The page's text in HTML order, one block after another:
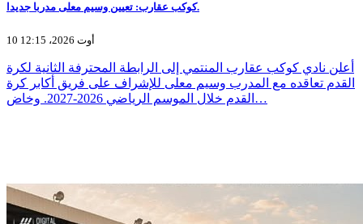
كوكب عقارب: تعيين وسيم معلى مدربا جديدا.
10 أوت 2026، 12:15
أعلن نادي كوكب عقارب المنتمي إلى الرابطة المحترفة الثانية لكرة
القدم تعاقده مع المدرب وسيم معلى للإشراف على فريق أكابر كرة
القدم خلال الموسم الرياضي 2026-2027. وخاض…